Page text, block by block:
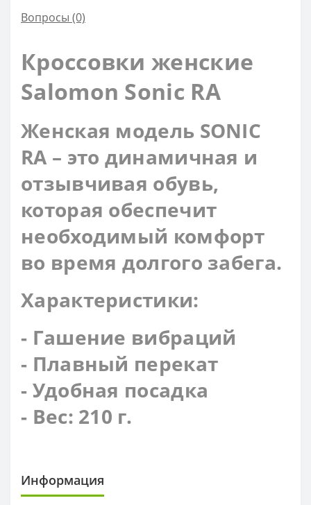
Вопросы (0)
Кроссовки женские
Salomon Sonic RA
Женская модель SONIC
RA – это динамичная и
отзывчивая обувь,
которая обеспечит
необходимый комфорт
во время долгого забега.
Характеристики:
- Гашение вибраций
- Плавный перекат
- Удобная посадка
- Вес: 210 г.
Информация